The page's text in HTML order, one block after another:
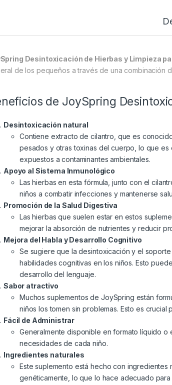
Desintoxicación de Hierbas y Limpieza
de los pequeños a través de una combinación
de JoySpring
Desintoxicación natural
Contiene extracto de cilantro, que es
pesados ​​y otras toxinas del cuerpo, lo que
expuestos a contaminantes ambientales.
Apoyo al Sistema Inmunológico
Las hierbas en esta fórmula, junto con el
niños a combatir infecciones y mantenerse
Promoción de la Salud Digestiva
Las hierbas que suelen estar en estos
mejorar la absorción de nutrientes y reducir
Mejora del Habla y Desarrollo Cognitivo
Se sugiere que la desintoxicación y el
habilidades cognitivas en los niños. Esto
desarrollo del lenguaje.
Sabor atractivo
Muchos suplementos de JoySpring están
niños los tomen sin problemas. Esto es
Fácil de Administrar
Generalmente disponible en formato líquido o
necesidades de cada niño.
Ingredientes naturales
Este suplemento está hecho con
genéticamente, lo que lo hace adecuado para